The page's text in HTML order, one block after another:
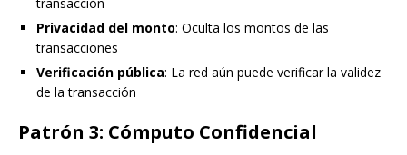
Privacidad del monto: Oculta los montos de las
transacciones
Verificación pública: La red aún puede verificar la validez
de la transacción
Patrón 3: Cómputo Confidencial